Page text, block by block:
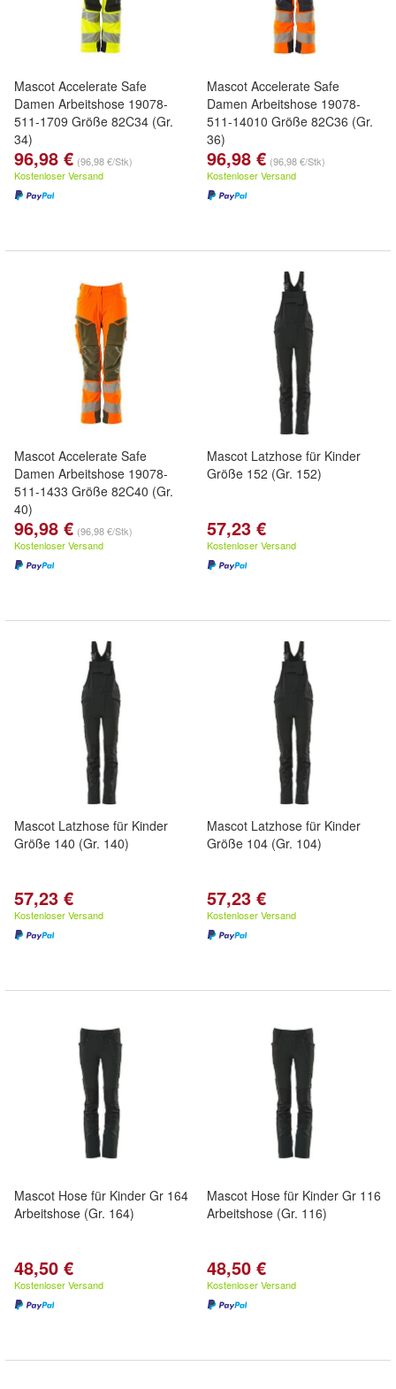
Mascot Accelerate Safe
Damen Arbeitshose 19078-
511-1709 Größe 82C34 (Gr.
34)
96,98 € (96,98 €/Stk)
Kostenloser Versand
Mascot Accelerate Safe
Damen Arbeitshose 19078-
511-14010 Größe 82C36 (Gr.
36)
96,98 € (96,98 €/Stk)
Kostenloser Versand
Mascot Accelerate Safe
Damen Arbeitshose 19078-
511-1433 Größe 82C40 (Gr.
40)
96,98 € (96,98 €/Stk)
Kostenloser Versand
Mascot Latzhose für Kinder
Größe 152 (Gr. 152)
57,23 €
Kostenloser Versand
Mascot Latzhose für Kinder
Größe 140 (Gr. 140)
57,23 €
Kostenloser Versand
Mascot Latzhose für Kinder
Größe 104 (Gr. 104)
57,23 €
Kostenloser Versand
Mascot Hose für Kinder Gr 164
Arbeitshose (Gr. 164)
48,50 €
Kostenloser Versand
Mascot Hose für Kinder Gr 116
Arbeitshose (Gr. 116)
48,50 €
Kostenloser Versand